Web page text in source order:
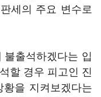
세의 주요 변수로
출석하겠다는 입
할 경우 피고인 진
을 지켜보겠다는